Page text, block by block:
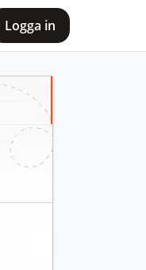
Logga in